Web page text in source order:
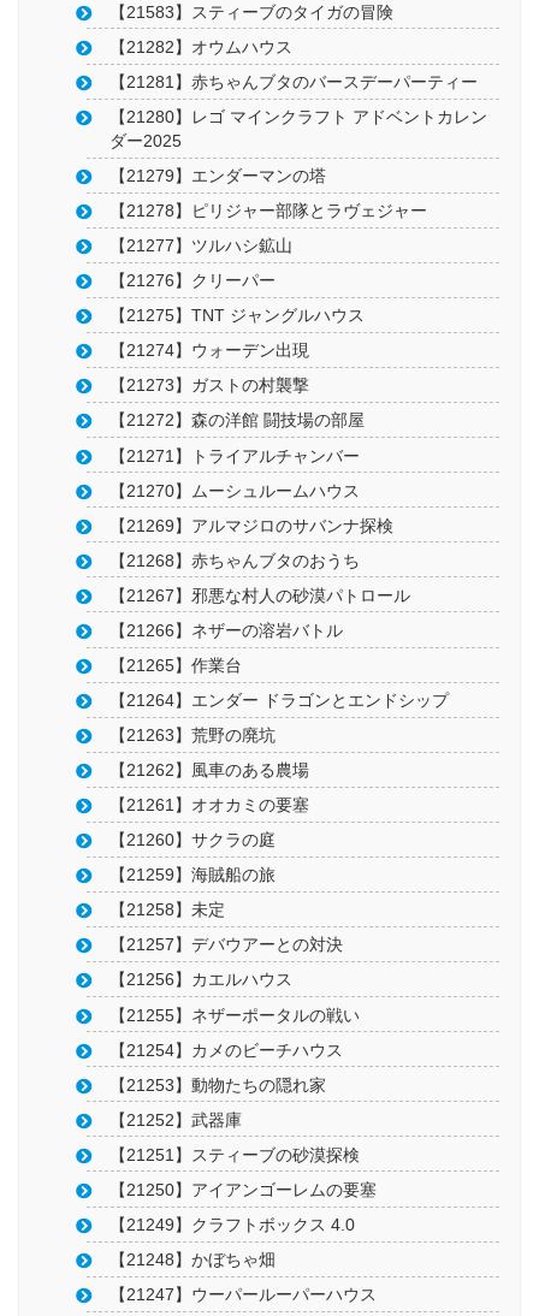
【21583】スティーブのタイガの冒険
【21282】オウムハウス
【21281】赤ちゃんブタのバースデーパーティー
【21280】レゴ マインクラフト アドベントカレン
ダー2025
【21279】エンダーマンの塔
【21278】ピリジャー部隊とラヴェジャー
【21277】ツルハシ鉱山
【21276】クリーパー
【21275】TNT ジャングルハウス
【21274】ウォーデン出現
【21273】ガストの村襲撃
【21272】森の洋館 闘技場の部屋
【21271】トライアルチャンバー
【21270】ムーシュルームハウス
【21269】アルマジロのサバンナ探検
【21268】赤ちゃんブタのおうち
【21267】邪悪な村人の砂漠パトロール
【21266】ネザーの溶岩バトル
【21265】作業台
【21264】エンダー ドラゴンとエンドシップ
【21263】荒野の廃坑
【21262】風車のある農場
【21261】オオカミの要塞
【21260】サクラの庭
【21259】海賊船の旅
【21258】未定
【21257】デバウアーとの対決
【21256】カエルハウス
【21255】ネザーポータルの戦い
【21254】カメのビーチハウス
【21253】動物たちの隠れ家
【21252】武器庫
【21251】スティーブの砂漠探検
【21250】アイアンゴーレムの要塞
【21249】クラフトボックス 4.0
【21248】かぼちゃ畑
【21247】ウーパールーパーハウス